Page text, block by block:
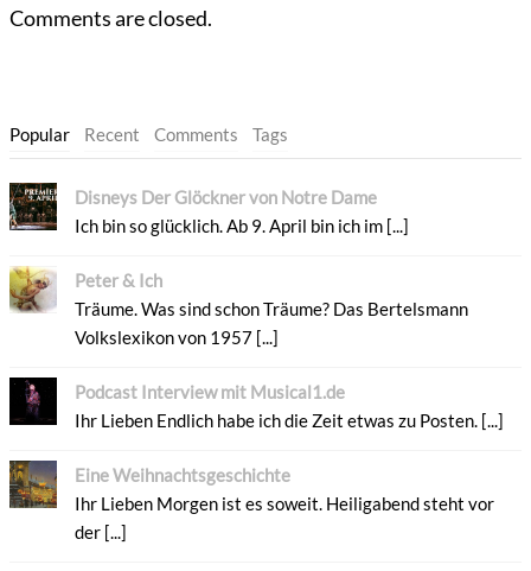
Comments are closed.
Popular Recent Comments Tags
Disneys Der Glöckner von Notre Dame
Ich bin so glücklich. Ab 9. April bin ich im [...]
Peter & Ich
Träume. Was sind schon Träume? Das Bertelsmann
Volkslexikon von 1957 [...]
Podcast Interview mit Musical1.de
Ihr Lieben Endlich habe ich die Zeit etwas zu Posten. [...]
Eine Weihnachtsgeschichte
Ihr Lieben Morgen ist es soweit. Heiligabend steht vor
der [...]